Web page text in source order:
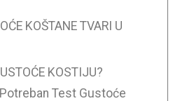
KOŠTANE TVARI U
KOSTIJU?
Test Gustoće